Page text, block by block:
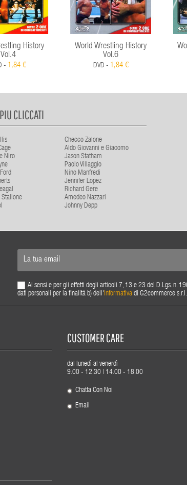
History
Vol.4
- 1,84 €
World Wrestling History
Vol.6
DVD - 1,84 €
CLICCATI
Checco Zalone
Aldo Giovanni e Giacomo
Niro
Jason Statham
Paolo Villaggio
Nino Manfredi
Jennifer Lopez
Richard Gere
Stallone
Amedeo Nazzari
Johnny Depp
Ai sensi e per gli effetti degli articoli 7, 13 e 23 del D.Lgs. n.
dati personali per la finalità b) dell'informativadi G2commerce
CUSTOMER CARE
dal lunedì al venerdì
9.00 - 12.30 | 14.00 - 18.00
Chatta Con Noi
Email